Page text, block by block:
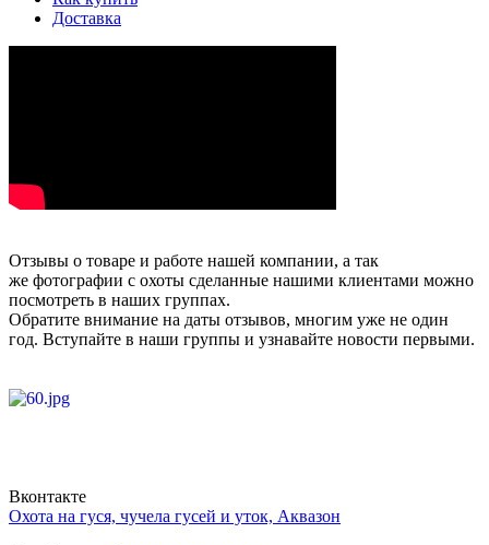
Доставка
Отзывы о товаре и работе нашей компании, а так
же фотографии с охоты сделанные нашими клиентами можно
посмотреть в наших группах.
Обратите внимание на даты отзывов, многим уже не один
год. Вступайте в наши группы и узнавайте новости первыми.
Вконтакте
Охота на гуся, чучела гусей и уток, Аквазон